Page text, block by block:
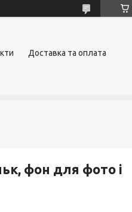
Доставка та оплата
фон для фото і